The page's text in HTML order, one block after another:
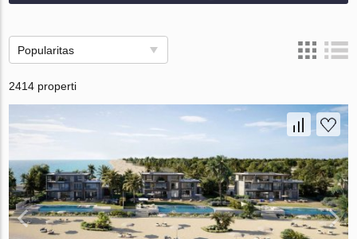
Popularitas
2414 properti